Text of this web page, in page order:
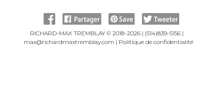
RICHARD-MAX TREMBLAY © 2018-2026 | (514)839-5156 |
max@richardmaxtremblay.com | Politique de confidentialité